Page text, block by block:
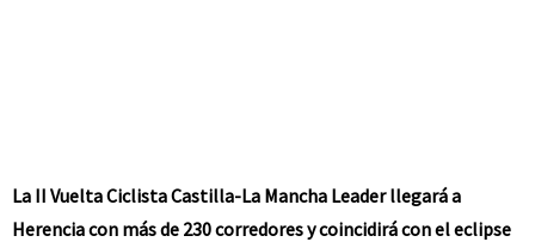
La II Vuelta Ciclista Castilla-La Mancha Leader llegará a
Herencia con más de 230 corredores y coincidirá con el eclipse